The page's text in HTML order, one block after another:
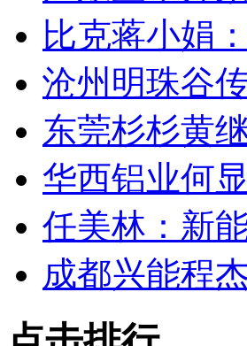
东莞杉杉黄
华西铝业何
任美林：新
成都兴能程
点击排行
1(10-09)